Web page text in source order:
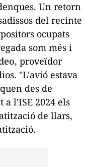
Un retorn
del recinte
ocupats
som més i
, proveïdor
"L'avió estava
des de
a l'ISE 2024 els
de llars,